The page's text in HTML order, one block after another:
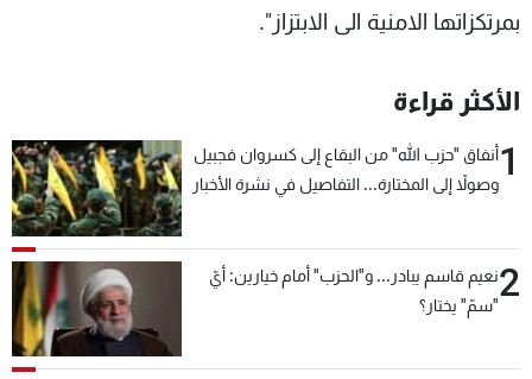
بمرتكزاتها الامنية الى الابتزاز".
الأكثر قراءة
1أنفاق "حزب الله" من البقاع إلى كسروان فجبيل
وصولاً إلى المختارة... التفاصيل في نشرة الأخبار
2نعيم قاسم يبادر... و"الحزب" أمام خيارين: أيّ
"سمّ" يختار؟